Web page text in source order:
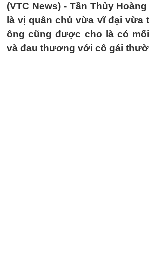
(VTC News) - Tần Thủy
là vị quân chủ vừa vĩ đại vừa
ông cũng được cho là có
và đau thương với cô gái